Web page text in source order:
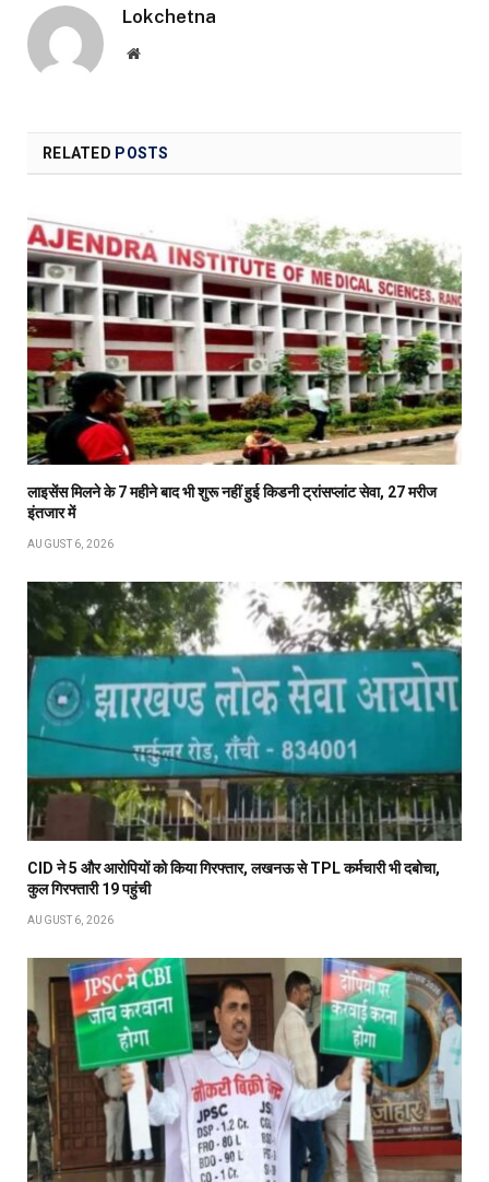
Lokchetna
Website
RELATED POSTS
लाइसेंस मिलने के 7 महीने बाद भी शुरू नहीं हुई किडनी ट्रांसप्लांट सेवा, 27 मरीज
इंतजार में
AUGUST 6, 2026
CID ने 5 और आरोपियों को किया गिरफ्तार, लखनऊ से TPL कर्मचारी भी दबोचा,
कुल गिरफ्तारी 19 पहुंची
AUGUST 6, 2026